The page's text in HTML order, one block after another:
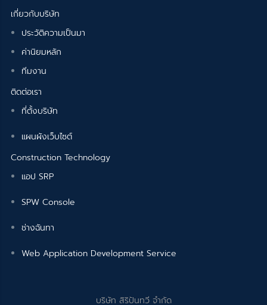
เกี่ยวกับบริษัท
ประวัติความเป็นมา
ค่านิยมหลัก
ทีมงาน
ติดต่อเรา
ที่ตั้งบริษัท
แผนผังเว็บไซต์
Construction Technology
แอป SRP
SPW Console
ช่างฉันทา
Web Application Development Service
บริษัท สิริปันทวี จำกัด